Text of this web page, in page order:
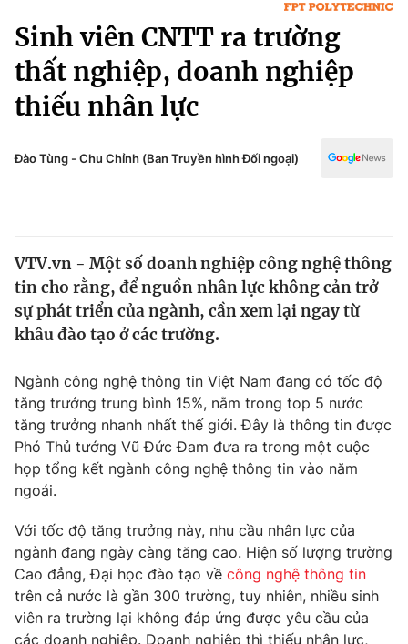
Chính trị
Xã hội
Pháp luật
Thế giới
Tin tức
Thế giới đó đây
Kinh tế
Thị trường
Góc doanh nghiệp
Truyền hình
Phim VTV
Hậu trường
Nhân vật
Khán giả
Giải sao mai
Giải trí
Điện ảnh
Âm nhạc
Sao
Đời sống
Du lịch
Làm đẹp
Chất lượng cuộc sống
Giáo dục
Tuyển sinh
Công nghệ
Thể thao
Truyền hình
Văn hóa - Giải trí
Y tế
Công nghệ
Sinh viên CNTT ra trường
thất nghiệp, doanh nghiệp
thiếu nhân lực
Đào Tùng - Chu Chỉnh (Ban Truyền hình Đối ngoại)
VTV.vn - Một số doanh nghiệp công nghệ thông
tin cho rằng, để nguồn nhân lực không cản trở
sự phát triển của ngành, cần xem lại ngay từ
khâu đào tạo ở các trường.
Ngành công nghệ thông tin Việt Nam đang có tốc độ
tăng trưởng trung bình 15%, nằm trong top 5 nước
tăng trưởng nhanh nhất thế giới. Đây là thông tin được
Phó Thủ tướng Vũ Đức Đam đưa ra trong một cuộc
họp tổng kết ngành công nghệ thông tin vào năm
ngoái.
Với tốc độ tăng trưởng này, nhu cầu nhân lực của
ngành đang ngày càng tăng cao. Hiện số lượng trường
Cao đẳng, Đại học đào tạo về công nghệ thông tin
trên cả nước là gần 300 trường, tuy nhiên, nhiều sinh
viên ra trường lại không đáp ứng được yêu cầu của
các doanh nghiệp. Doanh nghiệp thì thiếu nhân lực,